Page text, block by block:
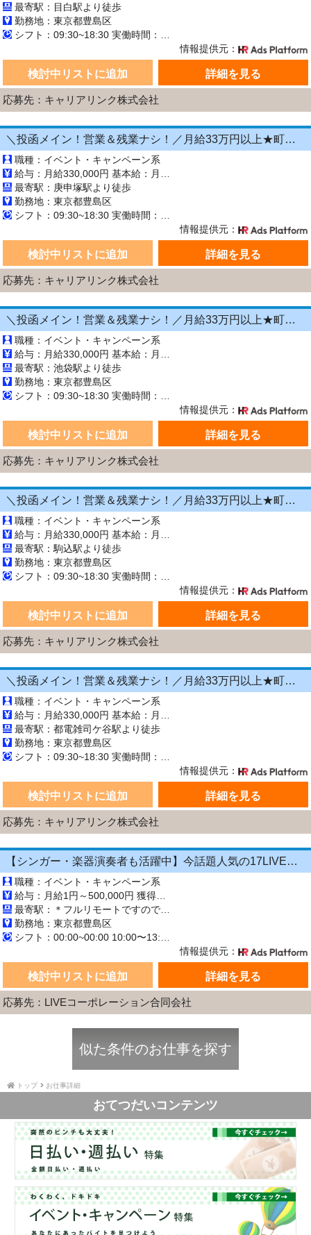
最寄駅：目白駅より徒歩
勤務地：東京都豊島区
情報提供元：
検討中リストに追加 詳細を見る
応募先：キャリアリンク株式会社
＼投函メイン！営業＆残業ナシ！／月給33万円以上★町歩きをしながら投函♪20～50代活...
職種：イベント・キャンペーン系
最寄駅：庚申塚駅より徒歩
勤務地：東京都豊島区
情報提供元：
検討中リストに追加 詳細を見る
応募先：キャリアリンク株式会社
＼投函メイン！営業＆残業ナシ！／月給33万円以上★町歩きをしながら投函♪20～50代活...
職種：イベント・キャンペーン系
最寄駅：池袋駅より徒歩
勤務地：東京都豊島区
情報提供元：
検討中リストに追加 詳細を見る
応募先：キャリアリンク株式会社
＼投函メイン！営業＆残業ナシ！／月給33万円以上★町歩きをしながら投函♪20～50代活...
職種：イベント・キャンペーン系
最寄駅：駒込駅より徒歩
勤務地：東京都豊島区
情報提供元：
検討中リストに追加 詳細を見る
応募先：キャリアリンク株式会社
＼投函メイン！営業＆残業ナシ！／月給33万円以上★町歩きをしながら投函♪20～50代活...
職種：イベント・キャンペーン系
最寄駅：都電雑司ケ谷駅より徒歩
勤務地：東京都豊島区
情報提供元：
検討中リストに追加 詳細を見る
応募先：キャリアリンク株式会社
【シンガー・楽器演奏者も活躍中】今話題人気の17LIVE配信のお仕事
職種：イベント・キャンペーン系
勤務地：東京都豊島区
情報提供元：
検討中リストに追加 詳細を見る
応募先：LIVEコーポレーション合同会社
似た条件のお仕事を探す
トップ お仕事詳細
おてつだいコンテンツ